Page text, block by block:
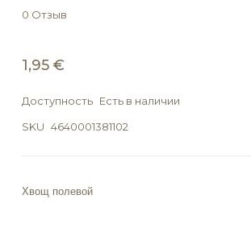
0 Отзыв
1,95 €
Доступность Есть в наличии
SKU 4640001381102
Хвощ полевой